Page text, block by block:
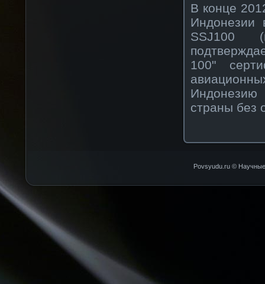
В конце
Индонезии
SSJ100
100"
страны без
Povsyudu.ru © Научные